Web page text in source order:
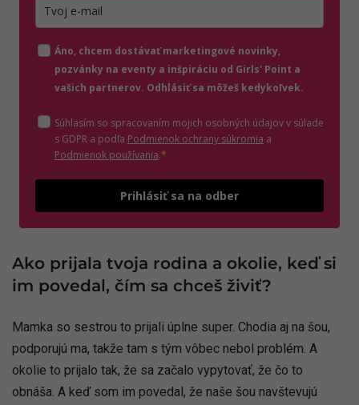
Áno, chcem dostávať marketingové novinky,
pozvánky na eventy a inšpiráciu od Girls' Point a
vašich partnerov. Odhlásiť sa môžeš kedykoľvek.
Súhlasím so spracovaním mojich osobných údajov v súlade
s GDPR a podľa Podmienok ochrany súkromia (otvorí sa v novom
a
Podmienok používania(otvorí sa v novom okne)
.*
Prihlásiť sa na odber
Ako prijala tvoja rodina a okolie, keď si
im povedal, čím sa chceš živiť?
Mamka so sestrou to prijali úplne super. Chodia aj na šou,
podporujú ma, takže tam s tým vôbec nebol problém. A
okolie to prijalo tak, že sa začalo vypytovať, že čo to
obnáša. A keď som im povedal, že naše šou navštevujú